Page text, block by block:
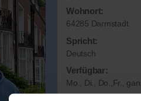
Wohnort:
64285 Darmstadt
Spricht:
Deutsch
Verfügbar:
Mo., Di., Do.,Fr.,